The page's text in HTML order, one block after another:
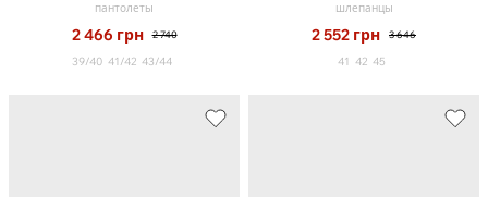
пантолеты
2 466 грн 2 740
39/40 41/42 43/44
шлепанцы
2 552 грн 3 646
41 42 45